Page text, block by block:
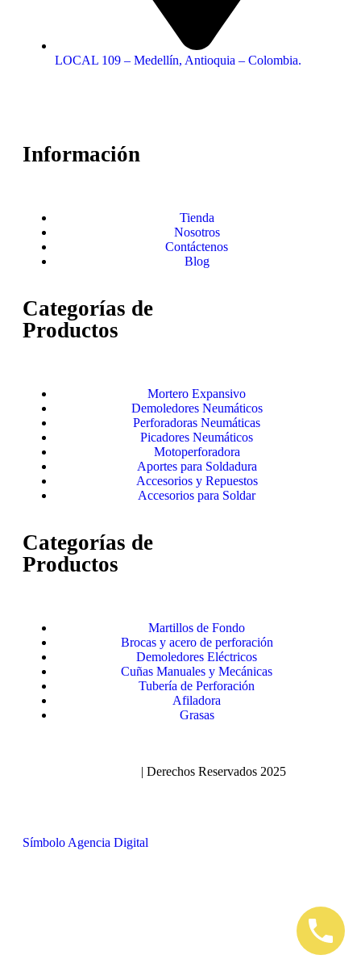
LOCAL 109 – Medellín, Antioquia – Colombia.
Información
Tienda
Nosotros
Contáctenos
Blog
Categorías de
Productos
Mortero Expansivo
Demoledores Neumáticos
Perforadoras Neumáticas
Picadores Neumáticos
Motoperforadora
Aportes para Soldadura
Accesorios y Repuestos
Accesorios para Soldar
Categorías de
Productos
Martillos de Fondo
Brocas y acero de perforación
Demoledores Eléctricos
Cuñas Manuales y Mecánicas
Tubería de Perforación
Afiladora
Grasas
| Derechos Reservados 2025
Símbolo Agencia Digital